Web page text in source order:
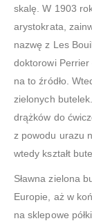
skalę. W 1903
arystokrata,
nazwę z Les
doktorowi Perrier
na to źródło.
zielonych
drążków do
z powodu urazu
wtedy kształt
Sławna zielona
Europie, aż w
na sklepowe